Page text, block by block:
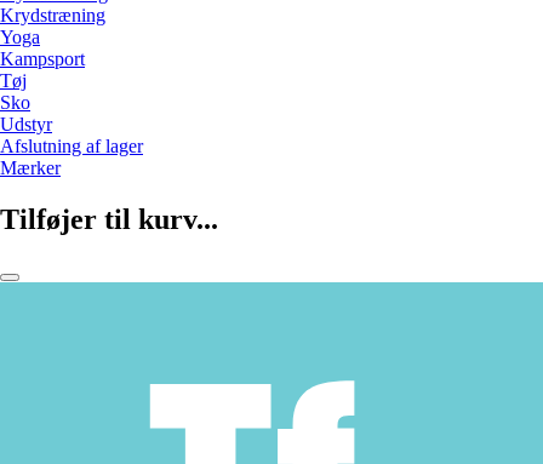
Krydstræning
Yoga
Kampsport
Tøj
Sko
Udstyr
Afslutning af lager
Mærker
Tilføjer til kurv...